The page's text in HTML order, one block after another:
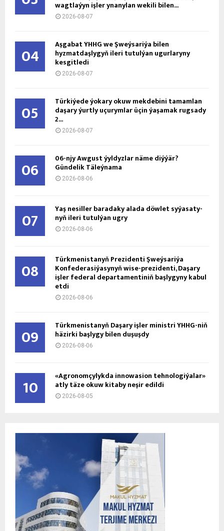
wagtlaýyn işler ynanylan wekili bilen...
2026-08-07
04 Aşgabat ÝHHG we Şweýsariýa bilen
hyzmatdaşlygyň ileri tutulýan ugurlaryny
kesgitledi
2026-08-07
05 Türkiýede ýokary okuw mekdebini tamamlan
daşary ýurtly uçurymlar üçin ýaşamak rugsady
2...
2026-08-07
06 06-njy Awgust ýyldyzlar näme diýýär?
Gündelik Täleýnama
2026-08-06
07 Ýaş ne­sil­ler ba­ra­da­ky ala­da döw­let sy­ýa­sa­ty­
nyň ile­ri tu­tul­ýan ug­ry
2026-08-06
08 Türkmenistanyň Prezidenti Şweýsariýa
Konfederasiýasynyň wise-prezidenti, Daşary
işler federal departamentiniň başlygyny kabul
etdi
2026-08-06
09 Türkmenistanyň Daşary işler ministri ÝHHG-niň
häzirki başlygy bilen duşuşdy
2026-08-06
10 «Agronomçylykda innowasion tehnologiýalar»
atly täze okuw kitaby neşir edildi
2026-08-05